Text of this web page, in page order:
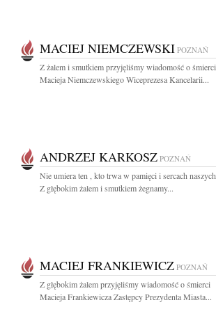
MACIEJ NIEMCZEWSKI POZNAŃ
Z żalem i smutkiem przyjęliśmy wiadomość o śmierci
Macieja Niemczewskiego Wiceprezesa Kancelarii...
ANDRZEJ KARKOSZ POZNAŃ
Nie umiera ten , kto trwa w pamięci i sercach naszych
Z głębokim żalem i smutkiem żegnamy...
MACIEJ FRANKIEWICZ POZNAŃ
Z głębokim żalem przyjęliśmy wiadomość o śmierci
Macieja Frankiewicza Zastępcy Prezydenta Miasta...